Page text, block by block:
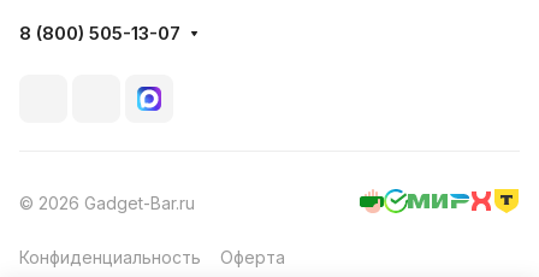
8 (800) 505-13-07
© 2026 Gadget-Bar.ru
Конфиденциальность Оферта